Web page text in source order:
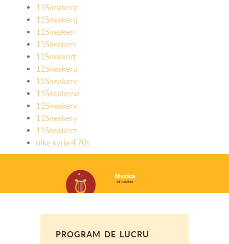
11Sneakerp
11Sneakerq
11Sneakerr
11Sneakers
11Sneakert
11Sneakeru
11Sneakerv
11Sneakerw
11Sneakerx
11Sneakery
11Sneakerz
nike kyrie 4 70s
PROGRAM DE LUCRU